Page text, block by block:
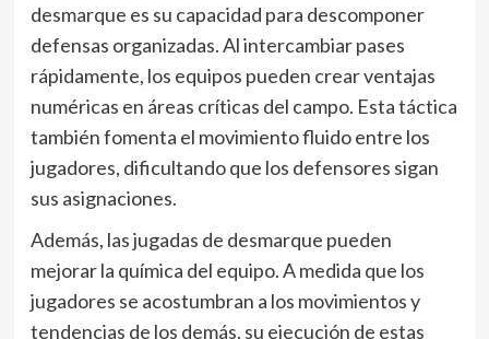
desmarque es su capacidad para descomponer
defensas organizadas. Al intercambiar pases
rápidamente, los equipos pueden crear ventajas
numéricas en áreas críticas del campo. Esta táctica
también fomenta el movimiento fluido entre los
jugadores, dificultando que los defensores sigan
sus asignaciones.
Además, las jugadas de desmarque pueden
mejorar la química del equipo. A medida que los
jugadores se acostumbran a los movimientos y
tendencias de los demás, su ejecución de estas